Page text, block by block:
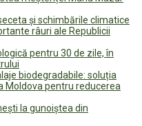
și schimbările climatice
râuri ale Republicii
pentru 30 de zile, în
biodegradabile: soluția
Moldova pentru reducerea
la gunoiștea din